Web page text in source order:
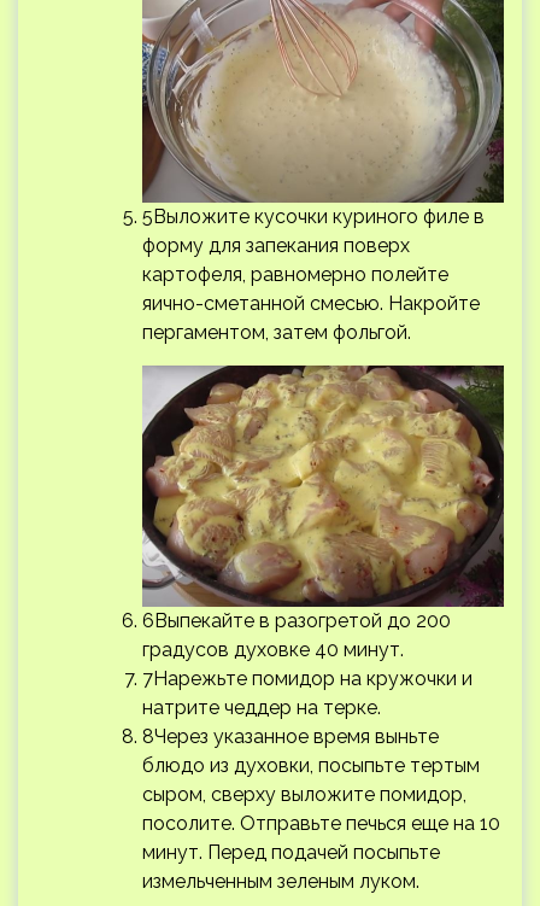
5Выложите кусочки куриного филе в
форму для запекания поверх
картофеля, равномерно полейте
яично-сметанной смесью. Накройте
пергаментом, затем фольгой.
6Выпекайте в разогретой до 200
градусов духовке 40 минут.
7Нарежьте помидор на кружочки и
натрите чеддер на терке.
8Через указанное время выньте
блюдо из духовки, посыпьте тертым
сыром, сверху выложите помидор,
посолите. Отправьте печься еще на 10
минут. Перед подачей посыпьте
измельченным зеленым луком.